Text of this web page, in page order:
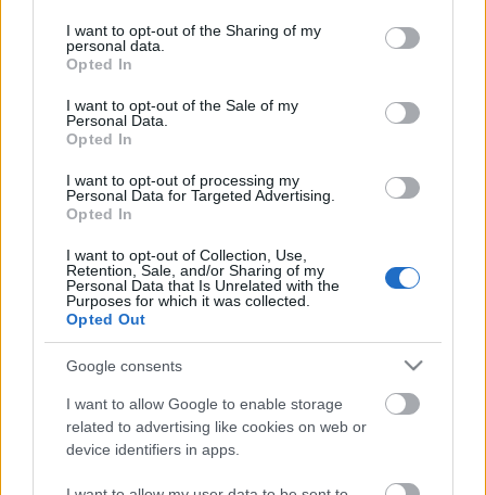
not limited to your visit or usage behaviour. You may click to
grant or deny consent to Google and its third-party tags to
use your data for below specified purposes in below Google
consent section.
I want to opt-out of the Sharing of my
personal data.
Opted In
I want to opt-out of the Sale of my
Personal Data.
Opted In
I want to opt-out of processing my
Personal Data for Targeted Advertising.
Opted In
I want to opt-out of Collection, Use,
Retention, Sale, and/or Sharing of my
Personal Data that Is Unrelated with the
Purposes for which it was collected.
Opted Out
Google consents
I want to allow Google to enable storage
related to advertising like cookies on web or
device identifiers in apps.
buta az a szembeállítás, ami Berlinben is világosan
megfogalmazódott: ami a konzervatív gondolkodás
mentén történik, szükségszerűen csak maradi lehet,
míg a független szférában született előadások
innovatívak.
Vidnyánszky arról is beszélt, a számok alapján a
függetlenek is tudják, hogy jelentős támogatást
kaptak idén a társaságiadó-kedvezménnyel együtt,
ami szintén egyfajta állami támogatás. "A
függetlenek támogatását tekintve egyáltalán nincs
okunk szégyenkezni nemzetközi viszonylatban sem.
Sőt! Kifelé mégis folyamatosan az ellenkezőjét
vitatkoznak velem, mert azok ellentmondanak a
sulykoltaknak" - fejtette ki a Nemzeti Színház
igazgatója, aki arról is szót ejtett, hogy a
a német Theater Heute című
színházi
szaklap nem engedte, hogy